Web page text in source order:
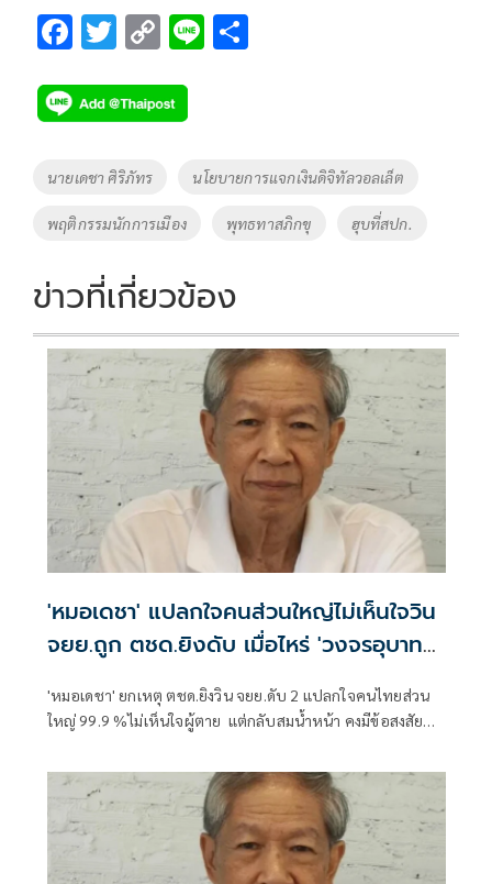
F
e
b
o
o
k
T
tt
er
C
p
y
n
k
Li
Tags
นายเดชา ศิริภัทร นโยบายการแจกเงินดิจิทัลวอลเล็ต
พฤติกรรมนักการเมือง พุทธทาสภิกขุ ฮุบที่สปก.
ข่าวที่เกี่ยวข้อง
'หมอเดชา' แปลกใจคนส่วนใหญ่ไม่เห็นใจวิน
จยย.ถูก ตชด.ยิงดับ เมื่อไหร่ 'วงจร​อุบาทว์'
'หมอเดชา' ยกเหตุ ตชด.ยิงวิน​ จยย.ดับ​ 2​ แปลกใจคนไทยส่วน
ใหญ่​ 99.9 %ไม่เห็นใจผู้ตาย​ ​ แต่กลับสมน้ำหน้า คงมีข้อสงสัย
ไหร่ 'วงจร​อุบาทว์' นี้จะหมดไปเสีย